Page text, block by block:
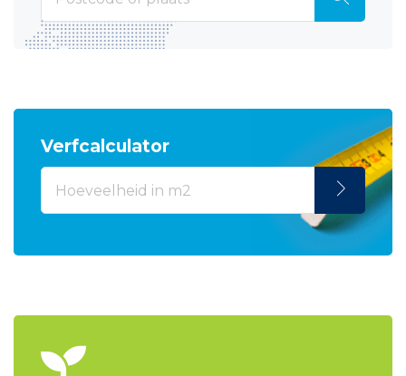
Verfcalculator